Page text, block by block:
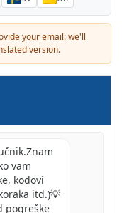
your email: we'll
version.
vam
kodovi
itd.)💡
pogreške